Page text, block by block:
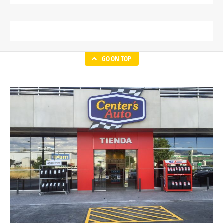
GO ON TOP